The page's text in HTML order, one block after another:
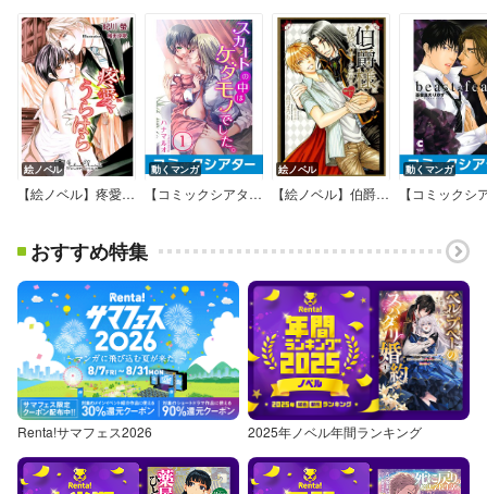
絵ノベル
【絵ノベル】疼愛、うらはら
動くマンガ
【コミックシアター】スカートの中はケダモノでした。
絵ノベル
【絵ノベル】伯爵様は魅惑のハニーがお好き【電子限定版】
動くマンガ
おすすめ特集
Renta!サマフェス2026 2025年ノベル年間ランキング